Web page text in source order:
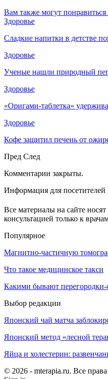
Вам также могут понравиться
Здоровье
Сладкие напитки в детстве
Здоровье
Ученые нашли природный
Здоровье
«Оригами-таблетка»
Здоровье
Кофе защитил печень от
Пред След
Комментарии закрыты.
Информация для посетителей
Все материалы на сайте
консультацией только к
Популярное
Магнитно-частичную
Что такое медицинское такси
Какими бывают
Выбор редакции
Японский чай матча
Японский метод «лесной
Яйца и холестерин:
© 2026 - mterapia.ru. Все